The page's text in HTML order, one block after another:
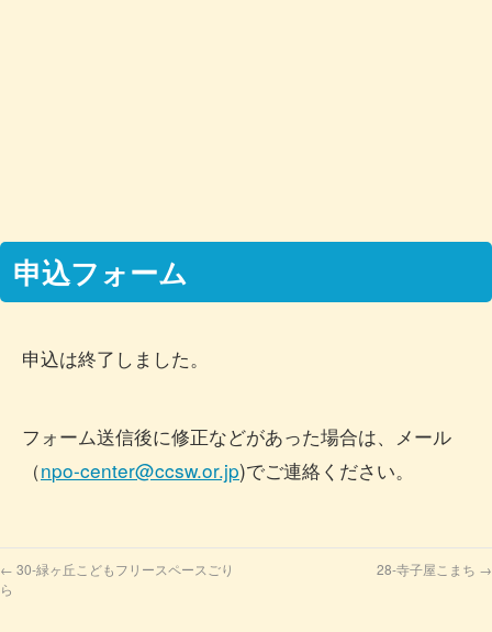
申込フォーム
申込は終了しました。
フォーム送信後に修正などがあった場合は、メール
（npo-center@ccsw.or.jp)でご連絡ください。
← 30-緑ヶ丘こどもフリースペースごり
ら
28-寺子屋こまち →